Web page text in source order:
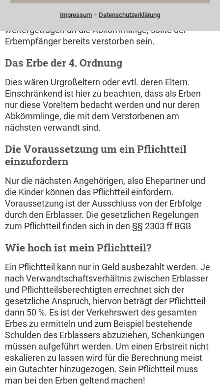
deren Kinder bedacht. Auch hier würde das Erbe
weitergetragen an die Abkömmlinge, sollte der
Erbempfänger bereits verstorben sein.
Das Erbe der 4. Ordnung
Dies wären Urgroßeltern oder evtl. deren Eltern.
Einschränkend ist hier zu beachten, dass als Erben
nur diese Voreltern bedacht werden und nur deren
Abkömmlinge, die mit dem Verstorbenen am
nächsten verwandt sind.
Die Voraussetzung um ein Pflichtteil
einzufordern
Nur die nächsten Angehörigen, also Ehepartner und
die Kinder können das Pflichtteil einfordern.
Voraussetzung ist der Ausschluss von der Erbfolge
durch den Erblasser. Die gesetzlichen Regelungen
zum Pflichtteil finden sich in den §§ 2303 ff BGB
Wie hoch ist mein Pflichtteil?
Ein Pflichtteil kann nur in Geld ausbezahlt werden. Je
nach Verwandtschaftsverhältnis zwischen Erblasser
und Pflichtteilsberechtigten errechnet sich der
gesetzliche Anspruch, hiervon beträgt der Pflichtteil
dann 50 %. Es ist der Verkehrswert des gesamten
Erbes zu ermitteln und zum Beispiel bestehende
Schulden des Erblassers abzuziehen, Schenkungen
müssen aufgeführt werden. Um einen Erbstreit nicht
eskalieren zu lassen wird für die Berechnung meist
ein Gutachter hinzugezogen. Sein Pflichtteil muss
man bei den Erben geltend machen!
Impressum⁃ Datenschutzerklärung